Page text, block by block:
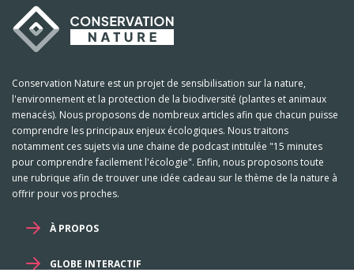
Conservation Nature est un projet de sensibilisation sur la nature,
l'environnement et la protection de la biodiversité (plantes et animaux
menacés). Nous proposons de nombreux articles afin que chacun puisse
comprendre les principaux enjeux écologiques. Nous traitons
notamment ces sujets via une chaine de podcast intitulée "15 minutes
pour comprendre facilement l'écologie". Enfin, nous proposons toute
une rubrique afin de trouver une idée cadeau sur le thème de la nature à
offrir pour vos proches.
À PROPOS
GLOBE INTERACTIF